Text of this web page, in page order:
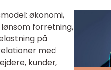
økonomi,
forretning,
på
med
kunder,